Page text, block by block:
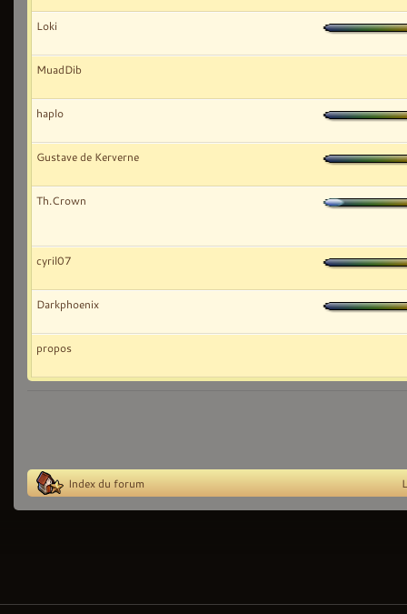
Loki
MuadDib
haplo
Gustave de Kerverne
Th.Crown
cyril07
Darkphoenix
propos
Index du forum